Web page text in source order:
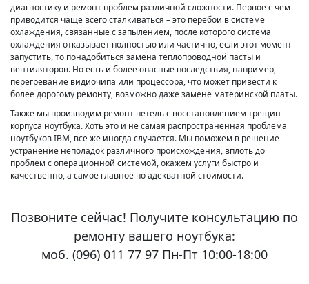
диагностику и ремонт проблем различной сложности. Первое с чем
приводится чаще всего сталкиваться – это перебои в системе
охлаждения, связанные с запылением, после которого система
охлаждения отказывает полностью или частично, если этот момент
запустить, то понадобиться замена теплопроводной пасты и
вентиляторов. Но есть и более опасные последствия, например,
перегревание видиочипа или процессора, что может привести к
более дорогому ремонту, возможно даже замене материнской платы.
Также мы производим ремонт петель с восстановлением трещин
корпуса ноутбука. Хоть это и не самая распространенная проблема
ноутбуков IBM, все же иногда случается. Мы поможем в решение
устранение неполадок различного происхождения, вплоть до
проблем с операционной системой, окажем услуги быстро и
качественно, а самое главное по адекватной стоимости.
Позвоните сейчас! Получите консультацию по
ремонту вашего ноутбука:
моб. (096) 011 77 97 Пн-Пт 10:00-18:00